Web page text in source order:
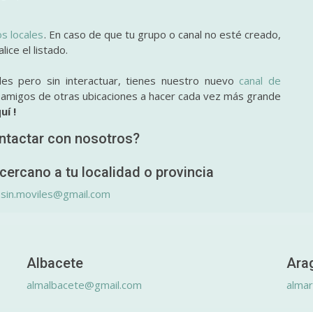
locales. En caso de que tu grupo o canal no esté creado,
el listado.
pero sin interactuar, tienes nuestro nuevo canal de
de otras ubicaciones a hacer cada vez más grande
!
con nosotros?
a tu localidad o provincia
Albacete
almalbacete@gmail.com